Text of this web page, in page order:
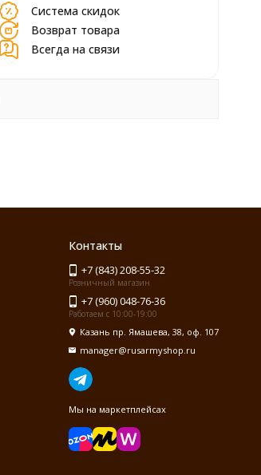
Система скидок
Возврат товара
Всегда на связи
Контакты
+7 (843) 208-55-32
Розничный магазин
+7 (960) 048-76-36
Работаем с 10:00-19:00
Казань пр. Ямашева, 38, оф. 107
manager@rusarmyshop.ru
Мы на маркетплейсах